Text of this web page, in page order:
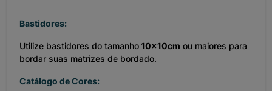
Bastidores:
Utilize bastidores do tamanho10x10cm ou maiores para
bordar suas matrizes de bordado.
Catálogo de Cores: